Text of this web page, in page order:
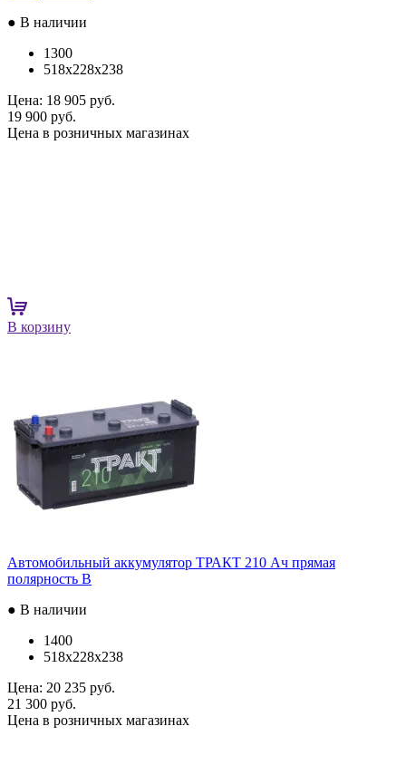
● В наличии
1300
518x228x238
Цена: 18 905 руб.
19 900 руб.
Цена в розничных магазинах
В корзину
Автомобильный аккумулятор ТРАКТ 210 Ач прямая
полярность B
● В наличии
1400
518x228x238
Цена: 20 235 руб.
21 300 руб.
Цена в розничных магазинах